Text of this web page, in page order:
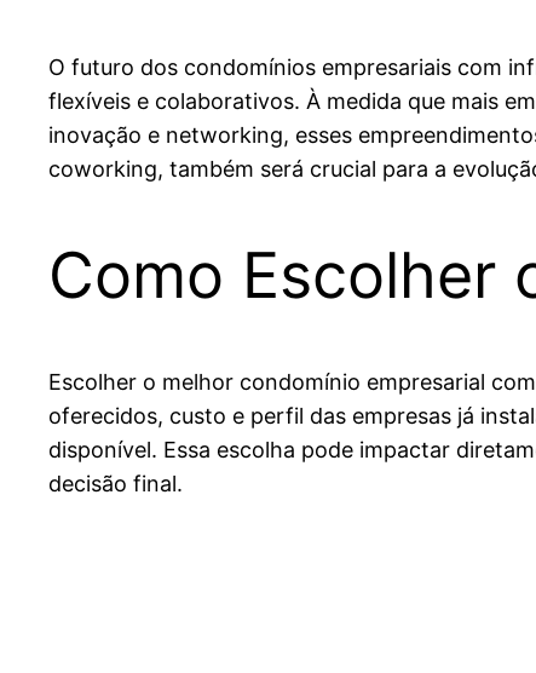
O futuro dos condomínios empresariais com
flexíveis e colaborativos. À medida que mais
inovação e networking, esses
coworking, também será crucial para a
Como Escolher
Escolher o melhor condomínio empresarial
oferecidos, custo e perfil das empresas já
disponível. Essa escolha pode impactar
decisão final.